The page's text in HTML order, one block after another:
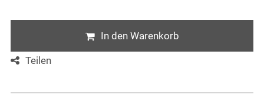
In den Warenkorb
Teilen